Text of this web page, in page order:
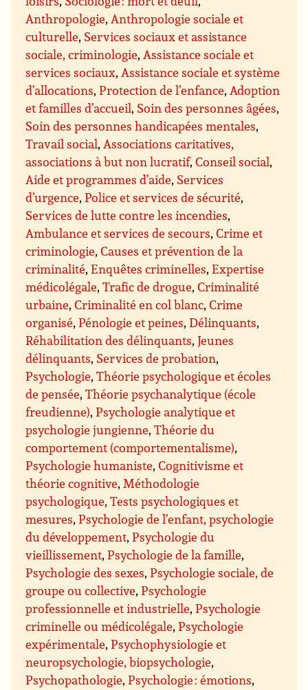
Anthropologie,Anthropologie sociale et
culturelle, Services sociaux et assistance
sociale, criminologie,Assistance sociale et
services sociaux,Assistance sociale et système
d’allocations,Protection de l’enfance,Adoption
et familles d’accueil, Soin des personnes âgées,
Soin des personnes handicapées mentales,
Travail social,Associations caritatives,
associations à but non lucratif,Conseil social,
Aide et programmes d’aide, Services
d’urgence,Police et services de sécurité,
Services de lutte contre les incendies,
Ambulance et services de secours,Crime et
criminologie,Causes et prévention de la
criminalité,Enquêtes criminelles,Expertise
médicolégale,Trafic de drogue,Criminalité
urbaine,Criminalité en col blanc,Crime
organisé,Pénologie et peines,Délinquants,
Réhabilitation des délinquants,Jeunes
délinquants, Services de probation,
Psychologie,Théorie psychologique et écoles
de pensée,Théorie psychanalytique (école
freudienne),Psychologie analytique et
psychologie jungienne,Théorie du
comportement (comportementalisme),
Psychologie humaniste,Cognitivisme et
théorie cognitive,Méthodologie
psychologique,Tests psychologiques et
mesures,Psychologie de l’enfant, psychologie
du développement,Psychologie du
vieillissement,Psychologie de la famille,
Psychologie des sexes,Psychologie sociale, de
groupe ou collective,Psychologie
professionnelle et industrielle,Psychologie
criminelle ou médicolégale,Psychologie
expérimentale,Psychophysiologie et
neuropsychologie, biopsychologie,
Psychopathologie,Psychologie : émotions,